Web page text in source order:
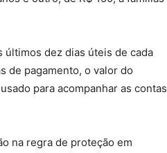
últimos dez dias úteis de cada
de pagamento, o valor do
para acompanhar as contas
na regra de proteção em